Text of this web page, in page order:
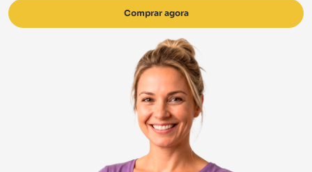
Comprar agora